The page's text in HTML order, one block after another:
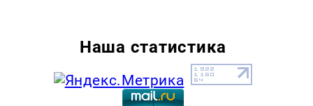
Наша статистика